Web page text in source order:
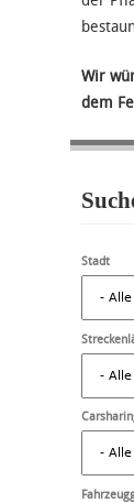
Wir
dem
Stadt